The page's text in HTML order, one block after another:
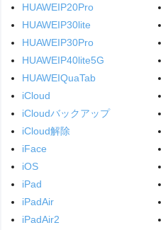
HUAWEIP20Pro
HUAWEIP30lite
HUAWEIP30Pro
HUAWEIP40lite5G
HUAWEIQuaTab
iCloud
iCloudバックアップ
iCloud解除
iFace
iOS
iPad
iPadAir
iPadAir2